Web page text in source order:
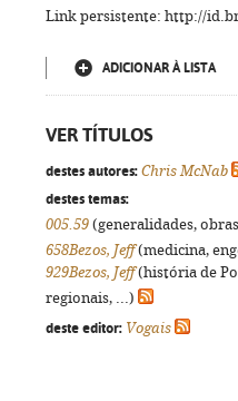
Link persistente: http://
ADICIONAR À LISTA
VER TÍTULOS
destes autores: Chris McNab
destes temas:
005.59 (generalidades,
658Bezos, Jeff(medicina,
929Bezos, Jeff(história de
regionais, ...)
deste editor: Vogais